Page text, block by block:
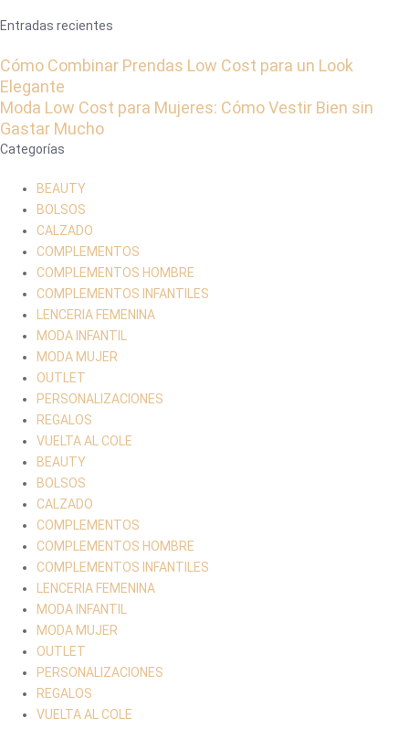
Entradas recientes
Cómo Combinar Prendas Low Cost para un Look
Elegante
Moda Low Cost para Mujeres: Cómo Vestir Bien sin
Gastar Mucho
Categorías
BEAUTY
BOLSOS
CALZADO
COMPLEMENTOS
COMPLEMENTOS HOMBRE
COMPLEMENTOS INFANTILES
LENCERIA FEMENINA
MODA INFANTIL
MODA MUJER
OUTLET
PERSONALIZACIONES
REGALOS
VUELTA AL COLE
BEAUTY
BOLSOS
CALZADO
COMPLEMENTOS
COMPLEMENTOS HOMBRE
COMPLEMENTOS INFANTILES
LENCERIA FEMENINA
MODA INFANTIL
MODA MUJER
OUTLET
PERSONALIZACIONES
REGALOS
VUELTA AL COLE